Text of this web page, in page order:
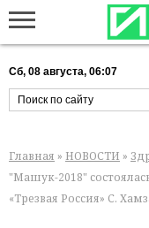
Сб, 08 августа, 06:07
Главная » НОВОСТИ »
"Машук-2018"
«Трезвая Россия» С.